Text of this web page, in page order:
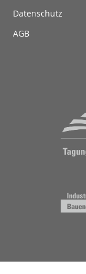
Datenschutz
AGB